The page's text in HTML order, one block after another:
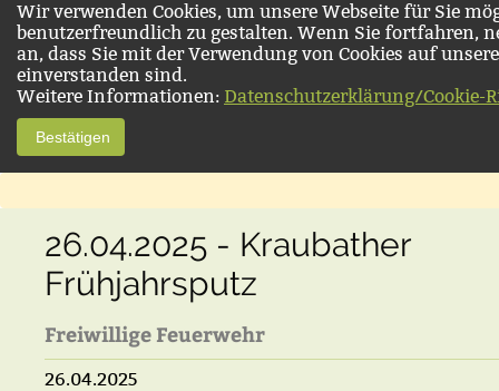
Wir verwenden Cookies, um unsere Webseite für Sie
benutzerfreundlich zu gestalten. Wenn Sie fortfahren,
an, dass Sie mit der Verwendung von Cookies auf
einverstanden sind.
Weitere Informationen: Datenschutzerklärung/Cookie-
Bestätigen
26.04.2025 - Kraubather
Frühjahrsputz
Freiwillige Feuerwehr
26.04.2025